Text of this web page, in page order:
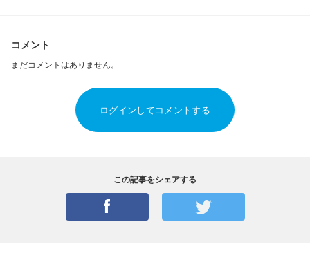
コメント
まだコメントはありません。
ログインしてコメントする
この記事をシェアする